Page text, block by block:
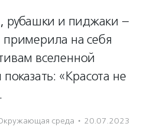
рубашки и пиджаки –
на себя
вселенной
«Красота не
среда · 20.07.2023